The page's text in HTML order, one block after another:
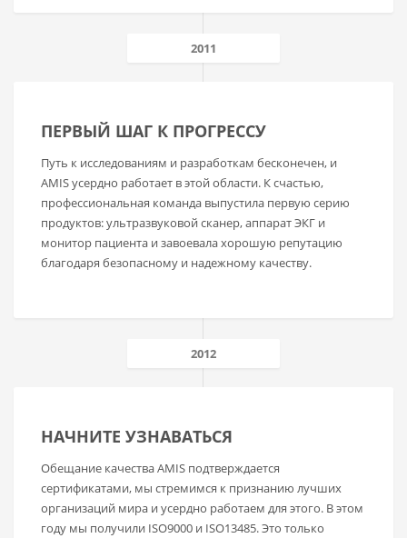
2011
ПЕРВЫЙ ШАГ К ПРОГРЕССУ
Путь к исследованиям и разработкам бесконечен, и
AMIS усердно работает в этой области. К счастью,
профессиональная команда выпустила первую серию
продуктов: ультразвуковой сканер, аппарат ЭКГ и
монитор пациента и завоевала хорошую репутацию
благодаря безопасному и надежному качеству.
2012
НАЧНИТЕ УЗНАВАТЬСЯ
Обещание качества AMIS подтверждается
сертификатами, мы стремимся к признанию лучших
организаций мира и усердно работаем для этого. В этом
году мы получили ISO9000 и ISO13485. Это только